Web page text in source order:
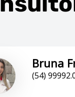
Bruna
(54)